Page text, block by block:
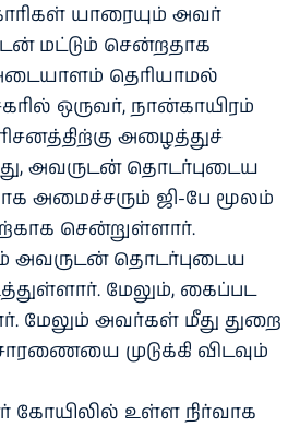
யாரையும் அவர்
மட்டும் சென்றதாக
தெரியாமல்
ஒருவர், நான்காயிரம்
அழைத்துச்
அவருடன் தொடர்புடைய
அமைச்சரும் ஜி-பே மூலம்
சென்றுள்ளார்.
அவருடன் தொடர்புடைய
மேலும், கைப்பட
மேலும் அவர்கள் மீது துறை
முடுக்கி விடவும்
கோயிலில் உள்ள நிர்வாக